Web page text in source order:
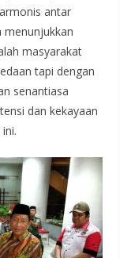
antar
menunjukkan
masyarakat
tapi dengan
senantiasa
dan kekayaan